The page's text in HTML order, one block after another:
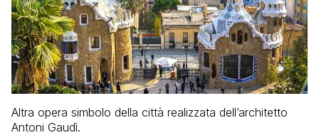
Altra opera simbolo della città realizzata dell’architetto
Antoni Gaudì.